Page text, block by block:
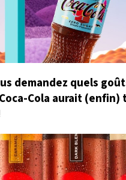
demandez quels
Cola aurait (enfin)